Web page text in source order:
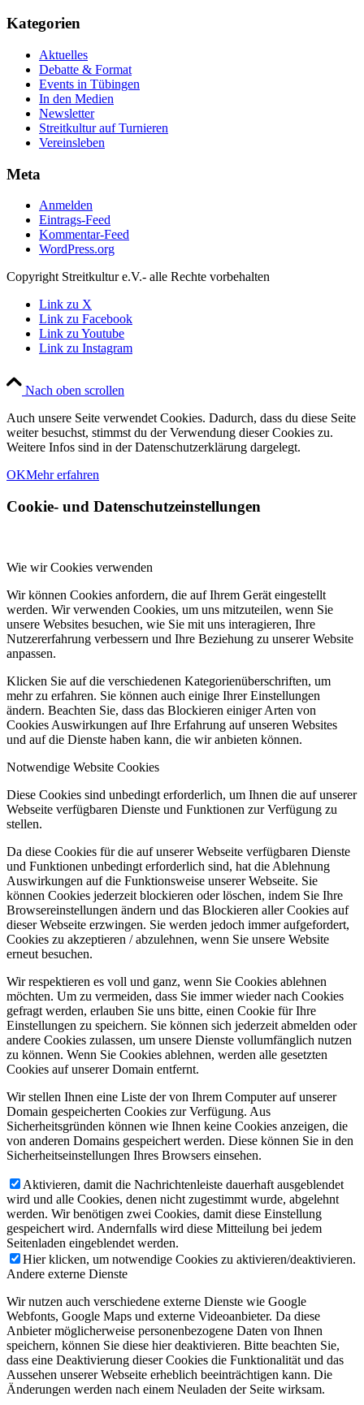
Kategorien
Aktuelles
Debatte & Format
Events in Tübingen
In den Medien
Newsletter
Streitkultur auf Turnieren
Vereinsleben
Meta
Anmelden
Eintrags-Feed
Kommentar-Feed
WordPress.org
Copyright Streitkultur e.V.- alle Rechte vorbehalten
Link zu X
Link zu Facebook
Link zu Youtube
Link zu Instagram
Nach oben scrollen
Auch unsere Seite verwendet Cookies. Dadurch, dass du diese Seite
weiter besuchst, stimmst du der Verwendung dieser Cookies zu.
Weitere Infos sind in der Datenschutzerklärung dargelegt.
OKMehr erfahren
Cookie- und Datenschutzeinstellungen
Wie wir Cookies verwenden
Wir können Cookies anfordern, die auf Ihrem Gerät eingestellt
werden. Wir verwenden Cookies, um uns mitzuteilen, wenn Sie
unsere Websites besuchen, wie Sie mit uns interagieren, Ihre
Nutzererfahrung verbessern und Ihre Beziehung zu unserer Website
anpassen.
Klicken Sie auf die verschiedenen Kategorienüberschriften, um
mehr zu erfahren. Sie können auch einige Ihrer Einstellungen
ändern. Beachten Sie, dass das Blockieren einiger Arten von
Cookies Auswirkungen auf Ihre Erfahrung auf unseren Websites
und auf die Dienste haben kann, die wir anbieten können.
Notwendige Website Cookies
Diese Cookies sind unbedingt erforderlich, um Ihnen die auf unserer
Webseite verfügbaren Dienste und Funktionen zur Verfügung zu
stellen.
Da diese Cookies für die auf unserer Webseite verfügbaren Dienste
und Funktionen unbedingt erforderlich sind, hat die Ablehnung
Auswirkungen auf die Funktionsweise unserer Webseite. Sie
können Cookies jederzeit blockieren oder löschen, indem Sie Ihre
Browsereinstellungen ändern und das Blockieren aller Cookies auf
dieser Webseite erzwingen. Sie werden jedoch immer aufgefordert,
Cookies zu akzeptieren / abzulehnen, wenn Sie unsere Website
erneut besuchen.
Wir respektieren es voll und ganz, wenn Sie Cookies ablehnen
möchten. Um zu vermeiden, dass Sie immer wieder nach Cookies
gefragt werden, erlauben Sie uns bitte, einen Cookie für Ihre
Einstellungen zu speichern. Sie können sich jederzeit abmelden oder
andere Cookies zulassen, um unsere Dienste vollumfänglich nutzen
zu können. Wenn Sie Cookies ablehnen, werden alle gesetzten
Cookies auf unserer Domain entfernt.
Wir stellen Ihnen eine Liste der von Ihrem Computer auf unserer
Domain gespeicherten Cookies zur Verfügung. Aus
Sicherheitsgründen können wie Ihnen keine Cookies anzeigen, die
von anderen Domains gespeichert werden. Diese können Sie in den
Sicherheitseinstellungen Ihres Browsers einsehen.
Aktivieren, damit die Nachrichtenleiste dauerhaft ausgeblendet
wird und alle Cookies, denen nicht zugestimmt wurde, abgelehnt
werden. Wir benötigen zwei Cookies, damit diese Einstellung
gespeichert wird. Andernfalls wird diese Mitteilung bei jedem
Seitenladen eingeblendet werden.
Hier klicken, um notwendige Cookies zu aktivieren/deaktivieren.
Andere externe Dienste
Wir nutzen auch verschiedene externe Dienste wie Google
Webfonts, Google Maps und externe Videoanbieter. Da diese
Anbieter möglicherweise personenbezogene Daten von Ihnen
speichern, können Sie diese hier deaktivieren. Bitte beachten Sie,
dass eine Deaktivierung dieser Cookies die Funktionalität und das
Aussehen unserer Webseite erheblich beeinträchtigen kann. Die
Änderungen werden nach einem Neuladen der Seite wirksam.